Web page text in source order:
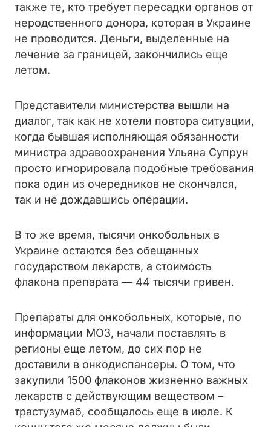
также те, кто требует пересадки органов от
неродственного донора, которая в Украине
не проводится. Деньги, выделенные на
лечение за границей, закончились еще
летом.
Представители министерства вышли на
диалог, так как не хотели повтора ситуации,
когда бывшая исполняющая обязанности
министра здравоохранения Ульяна Супрун
просто игнорировала подобные требования
пока один из очередников не скончался,
так и не дождавшись операции.
В то же время, тысячи онкобольных в
Украине остаются без обещанных
государством лекарств, а стоимость
флакона препарата — 44 тысячи гривен.
Препараты для онкобольных, которые, по
информации МОЗ, начали поставлять в
регионы еще летом, до сих пор не
доставили в онкодиспансеры. О том, что
закупили 1500 флаконов жизненно важных
лекарств с действующим веществом –
трастузумаб, сообщалось еще в июле. К